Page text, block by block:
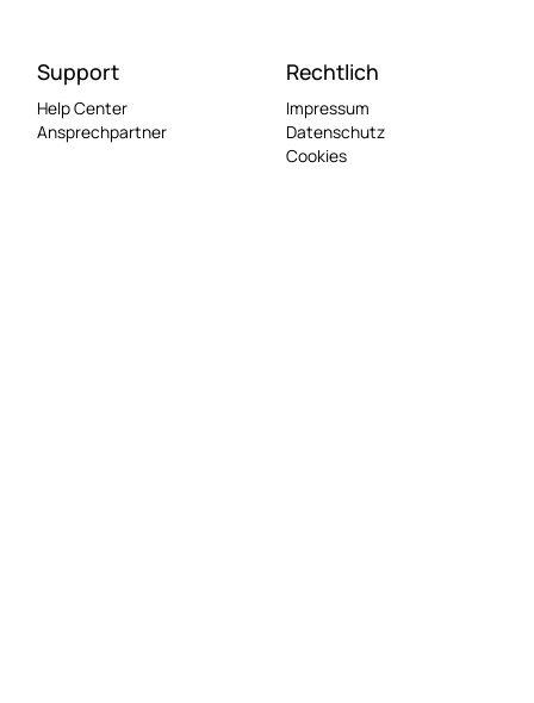
Support
Help Center
Ansprechpartner
Rechtlich
Impressum
Datenschutz
Cookies